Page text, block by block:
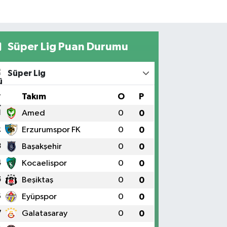
Süper Lig Puan Durumu
Süper Lig
Takım O P
Amed 0 0
Erzurumspor FK 0 0
Başakşehir 0 0
Kocaelispor 0 0
Beşiktaş 0 0
Eyüpspor 0 0
Galatasaray 0 0